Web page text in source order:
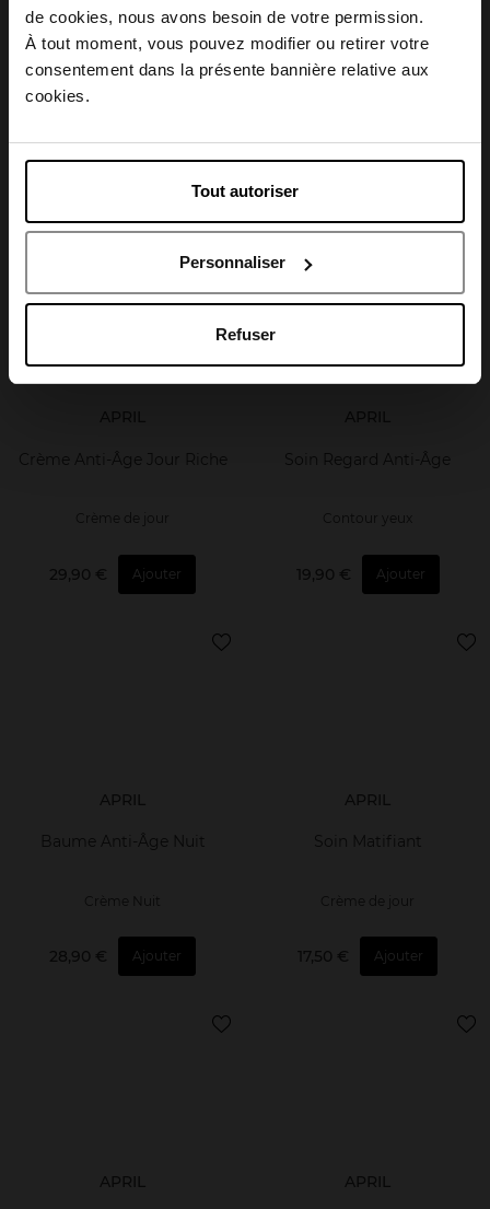
de cookies, nous avons besoin de votre permission.
À tout moment, vous pouvez modifier ou retirer votre
consentement dans la présente bannière relative aux
cookies.
Tout autoriser
Personnaliser
Refuser
APRIL
Crème Anti-Âge Jour
APRIL
Lait Démaquillant
Crème Anti-Âge Jour Riche
Crème de jour
29,90 € Ajouter
Soin Regard Anti-Âge
Contour yeux
19,90 € Ajouter
APRIL
Baume Anti-Âge Nuit
Crème Nuit
28,90 € Ajouter
APRIL
Soin Matifiant
Crème de jour
17,50 € Ajouter
APRIL APRIL
Choisissez votre pays
April Belgique
April Luxembourg